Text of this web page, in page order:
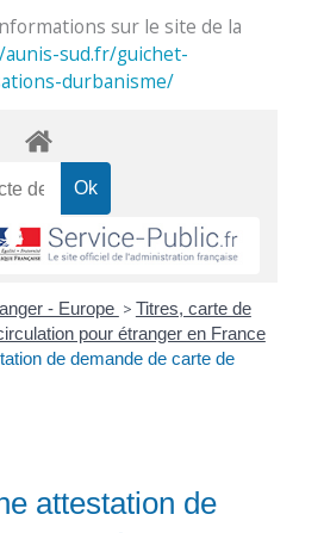
sur le site de la
sud.fr/guichet-
durbanisme/
- Europe > Titres, carte de
pour étranger en France
de demande de carte de
attestation de